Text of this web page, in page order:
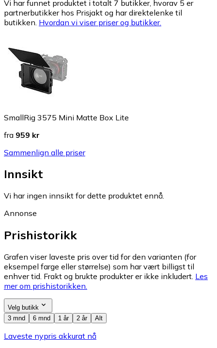
Vi har funnet produktet i totalt 7 butikker, hvorav 5 er
partnerbutikker hos Prisjakt og har direktelenke til
butikken. Hvordan vi viser priser og butikker.
SmallRig 3575 Mini Matte Box Lite
fra 959 kr
Sammenlign alle priser
Innsikt
Vi har ingen innsikt for dette produktet ennå.
Annonse
Prishistorikk
Grafen viser laveste pris over tid for den varianten (for
eksempel farge eller størrelse) som har vært billigst til
enhver tid. Frakt og brukte produkter er ikke inkludert. Les
mer om prishistorikken.
Velg butikk
3 mnd
6 mnd 1 år 2 år Alt
Laveste nypris akkurat nå